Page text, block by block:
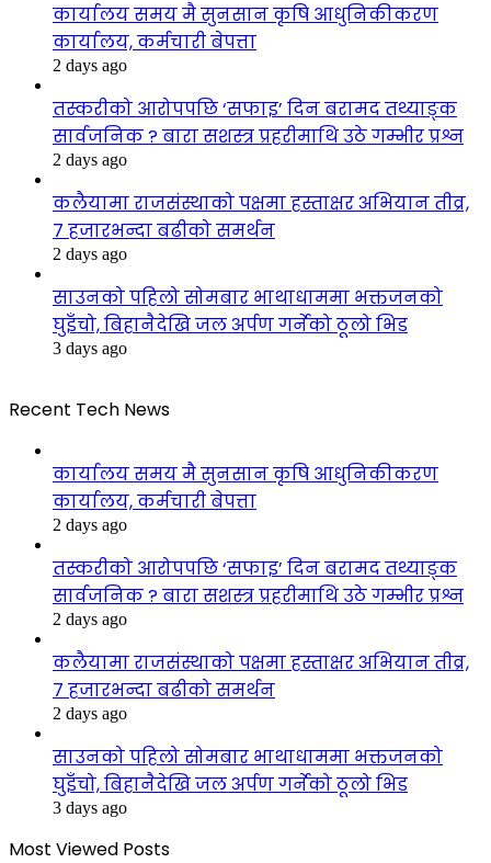
कार्यालय समय मै सुनसान कृषि आधुनिकीकरण
कार्यालय, कर्मचारी बेपत्ता
2 days ago
तस्करीको आरोपपछि ‘सफाइ’ दिन बरामद तथ्याङ्क
सार्वजनिक ? बारा सशस्त्र प्रहरीमाथि उठे गम्भीर प्रश्न
2 days ago
कलैयामा राजसंस्थाको पक्षमा हस्ताक्षर अभियान तीव्र,
७ हजारभन्दा बढीको समर्थन
2 days ago
साउनको पहिलो सोमबार भाथाधाममा भक्तजनको
घुइँचो, बिहानैदेखि जल अर्पण गर्नेको ठूलो भिड
3 days ago
Recent Tech News
कार्यालय समय मै सुनसान कृषि आधुनिकीकरण
कार्यालय, कर्मचारी बेपत्ता
2 days ago
तस्करीको आरोपपछि ‘सफाइ’ दिन बरामद तथ्याङ्क
सार्वजनिक ? बारा सशस्त्र प्रहरीमाथि उठे गम्भीर प्रश्न
2 days ago
कलैयामा राजसंस्थाको पक्षमा हस्ताक्षर अभियान तीव्र,
७ हजारभन्दा बढीको समर्थन
2 days ago
साउनको पहिलो सोमबार भाथाधाममा भक्तजनको
घुइँचो, बिहानैदेखि जल अर्पण गर्नेको ठूलो भिड
3 days ago
Most Viewed Posts